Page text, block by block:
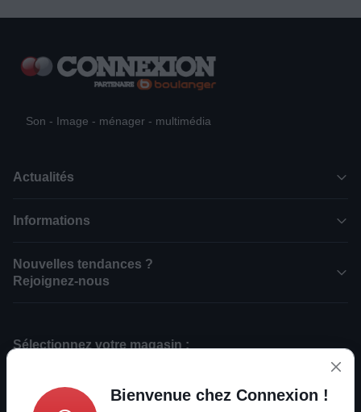
Son - Image - ménager - multimédia
Actualités
Informations
Nouvelles tendances ?
Rejoignez-nous
Sélectionnez votre magasin :
CONNEXION Partenaire Boulanger LA FLOTTE EN RE (17)
Bienvenue chez Connexion !